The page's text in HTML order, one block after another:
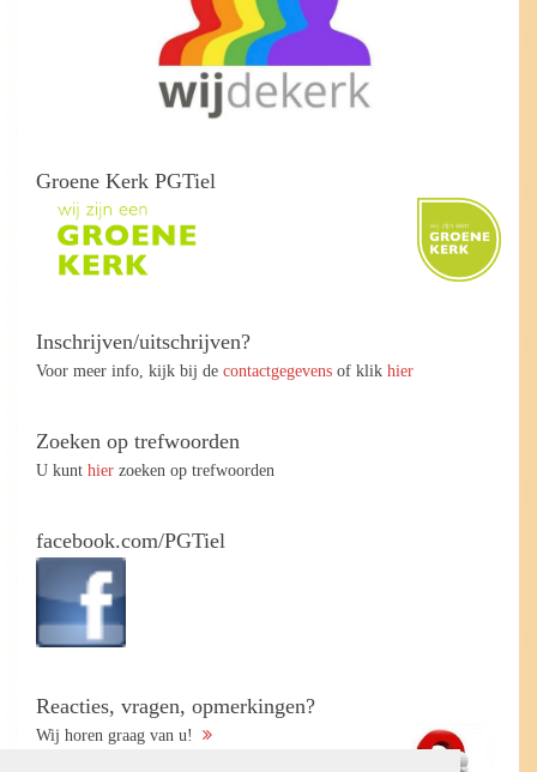
Groene Kerk PGTiel
Inschrijven/uitschrijven?
Voor meer info, kijk bij de contactgegevens of klik hier
Zoeken op trefwoorden
U kunt hier zoeken op trefwoorden
facebook.com/PGTiel
Reacties, vragen, opmerkingen?
Wij horen graag van u!